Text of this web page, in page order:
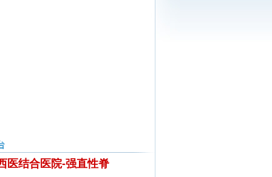
医结合医院-强直性脊